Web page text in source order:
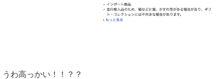
うわ高っかい！！？？